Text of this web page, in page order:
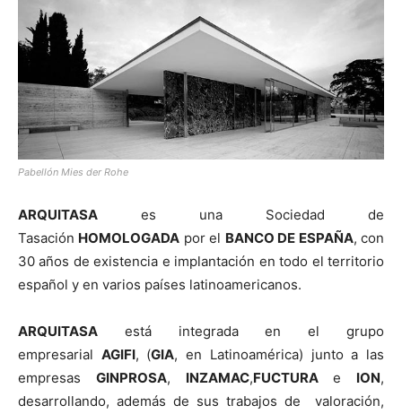
Pabellón Mies der Rohe
ARQUITASA es una Sociedad de
Tasación HOMOLOGADA por el BANCO DE ESPAÑA, con
30 años de existencia e implantación en todo el territorio
español y en varios países latinoamericanos.
ARQUITASA está integrada en el grupo
empresarial AGIFI, (GIA, en Latinoamérica) junto a las
empresas GINPROSA, INZAMAC,FUCTURAe ION,
desarrollando, además de sus trabajos de valoración,